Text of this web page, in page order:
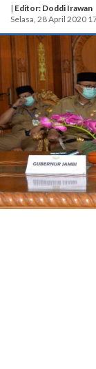
| Editor: Doddi Irawan
Selasa, 28 April 2020